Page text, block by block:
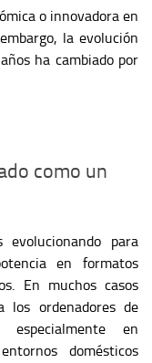
o innovadora en
la evolución
ha cambiado por
como un
para
en formatos
En muchos casos
los ordenadores de
especialmente en
domésticos